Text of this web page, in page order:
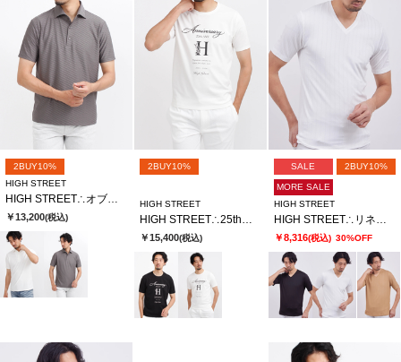
2BUY10%
HIGH STREET
HIGH STREET∴オブリークジャカード半袖ポロシャツ
￥13,200(税込)
2BUY10%
HIGH STREET
HIGH STREET∴25thロゴプリントＴシャツ
￥15,400(税込)
SALE 2BUY10%
MORE SALE
HIGH STREET
HIGH STREET∴リネアJQハンソデVネック
￥8,316(税込) 30%OFF